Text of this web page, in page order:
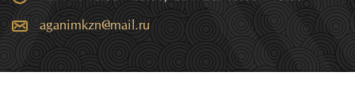
aganimkzn@mail.ru